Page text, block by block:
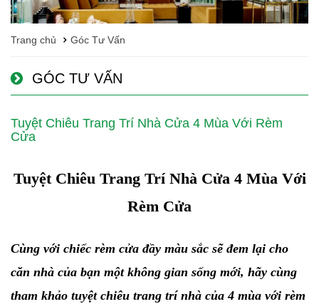
Trang chủ Góc Tư Vấn
GÓC TƯ VẤN
Tuyệt Chiêu Trang Trí Nhà Cửa 4 Mùa Với Rèm
Cửa
Tuyệt Chiêu Trang Trí Nhà Cửa 4 Mùa Với
Rèm Cửa
Cùng với chiếc rèm cửa đầy màu sắc sẽ đem lại cho
căn nhà của bạn một không gian sống mới, hãy cùng
tham khảo tuyệt chiêu trang trí nhà của 4 mùa với rèm